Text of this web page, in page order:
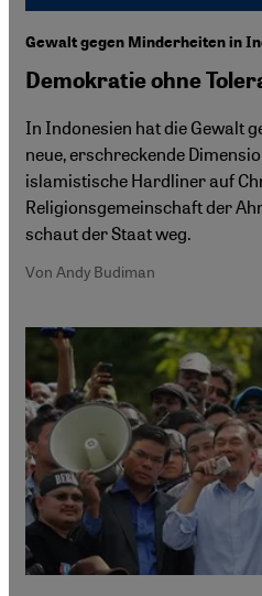
Gewalt gegen Minderheiten in
Demokratie ohne
In Indonesien hat die Gewalt
neue, erschreckende
islamistische Hardliner auf
Religionsgemeinschaft der
schaut der Staat weg.
Von Andy Budiman